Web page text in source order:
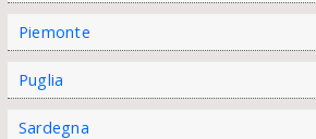
Piemonte
Puglia
Sardegna